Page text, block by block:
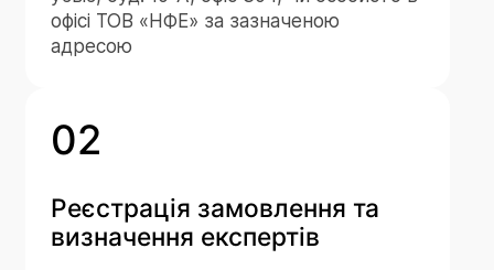
офісі ТОВ «НФЕ» за зазначеною
адресою
02
Реєстрація замовлення та
визначення експертів